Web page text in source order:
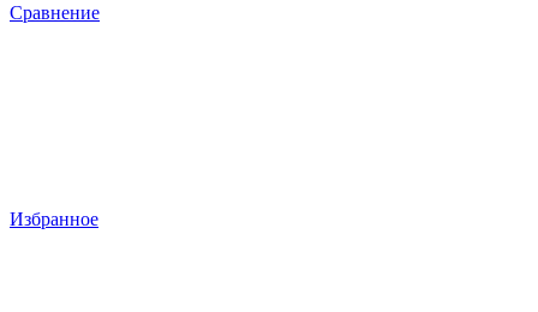
Сравнение
Избранное